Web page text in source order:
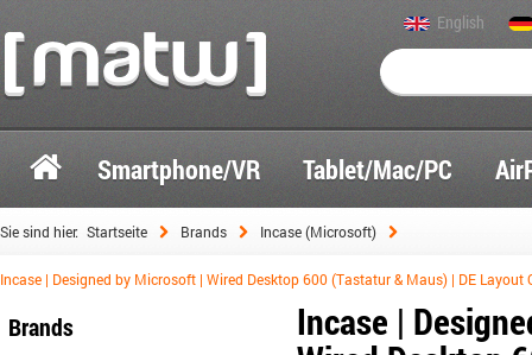
English
Smartphone/VR Tablet/Mac/PC
Sie sind hier: Startseite Brands Incase (Microsoft)
Incase | Designed by Microsoft | Wired Desktop 600 (Tastatur & Maus) | DE Layout
Incase |
Brands